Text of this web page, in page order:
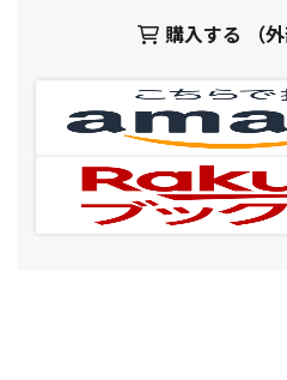
購入する （外